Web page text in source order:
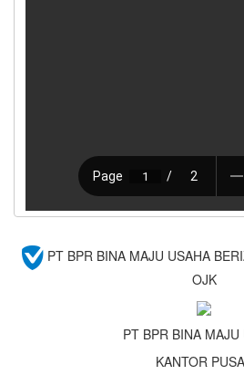
PT BPR BINA MAJU USAHA
OJK
PT BPR BINA MAJU
KANTOR